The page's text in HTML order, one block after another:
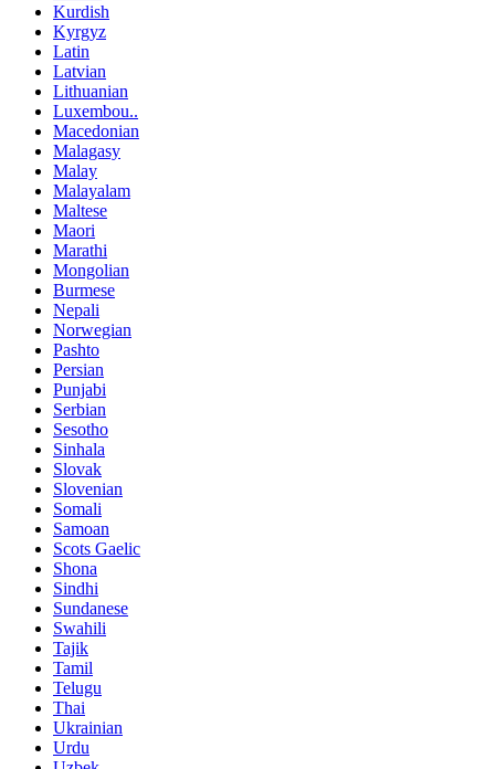
Kurdish
Kyrgyz
Latin
Latvian
Lithuanian
Luxembou..
Macedonian
Malagasy
Malay
Malayalam
Maltese
Maori
Marathi
Mongolian
Burmese
Nepali
Norwegian
Pashto
Persian
Punjabi
Serbian
Sesotho
Sinhala
Slovak
Slovenian
Somali
Samoan
Scots Gaelic
Shona
Sindhi
Sundanese
Swahili
Tajik
Tamil
Telugu
Thai
Ukrainian
Urdu